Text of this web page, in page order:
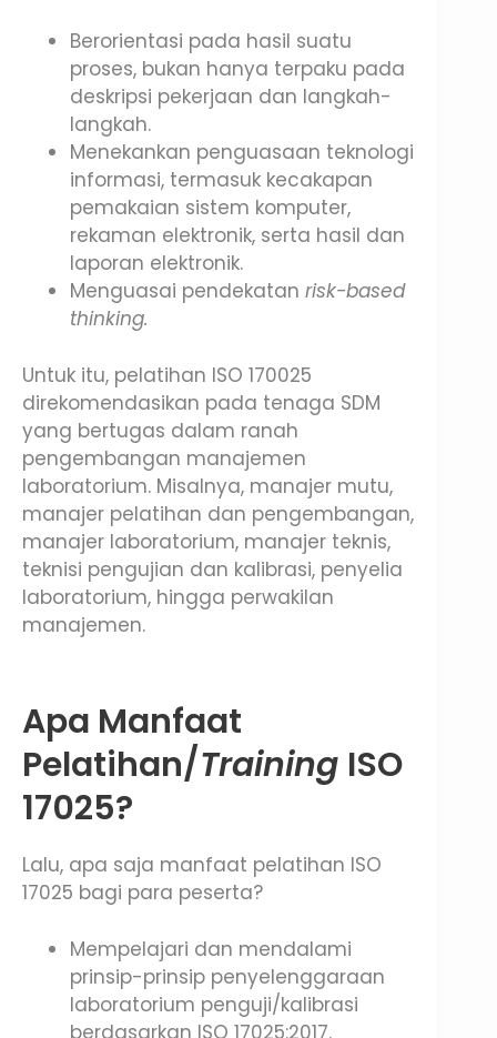
Berorientasi pada hasil suatu
proses, bukan hanya terpaku pada
deskripsi pekerjaan dan langkah-
langkah.
Menekankan penguasaan teknologi
informasi, termasuk kecakapan
pemakaian sistem komputer,
rekaman elektronik, serta hasil dan
laporan elektronik.
Menguasai pendekatan risk-based
thinking.
Untuk itu, pelatihan ISO 170025
direkomendasikan pada tenaga SDM
yang bertugas dalam ranah
pengembangan manajemen
laboratorium. Misalnya, manajer mutu,
manajer pelatihan dan pengembangan,
manajer laboratorium, manajer teknis,
teknisi pengujian dan kalibrasi, penyelia
laboratorium, hingga perwakilan
manajemen.
Apa Manfaat
Pelatihan/Training ISO
17025?
Lalu, apa saja manfaat pelatihan ISO
17025 bagi para peserta?
Mempelajari dan mendalami
prinsip-prinsip penyelenggaraan
laboratorium penguji/kalibrasi
berdasarkan ISO 17025:2017.